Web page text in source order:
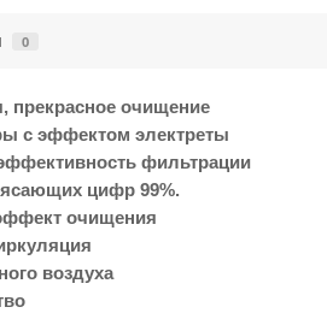
0
прекрасное очищение
с эффектом электреты
фильтрации
цифр 99%.
очищения
воздуха